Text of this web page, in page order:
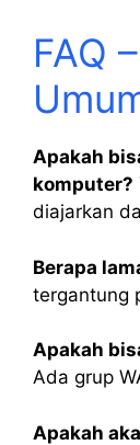
FAQ
Apakah
komputer?
diajarkan
Berapa
tergantung
Apakah
Ada grup
Apakah